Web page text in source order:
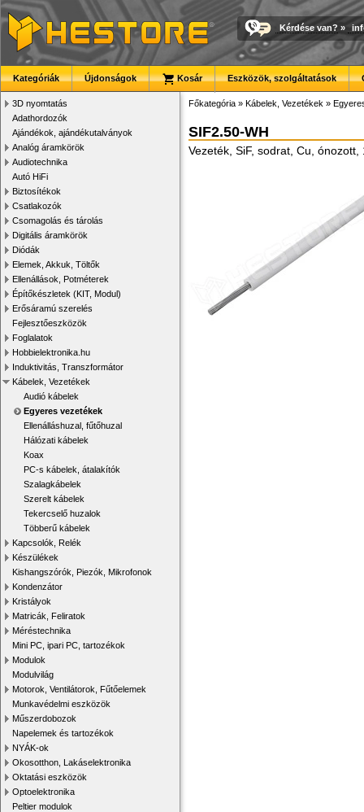
Kérdése van? »
Kategóriák Újdonságok Kosár Eszközök, szolgáltatások
3D nyomtatás
Adathordozók
Ajándékok, ajándékutalványok
Analóg áramkörök
Audiotechnika
Autó HiFi
Biztosítékok
Csatlakozók
Csomagolás és tárolás
Digitális áramkörök
Diódák
Elemek, Akkuk, Töltők
Ellenállások, Potméterek
Építőkészletek (KIT, Modul)
Erősáramú szerelés
Fejlesztőeszközök
Foglalatok
Hobbielektronika.hu
Induktivitás, Transzformátor
Kábelek, Vezetékek
Audió kábelek
Egyeres vezetékek
Ellenálláshuzal, fűtőhuzal
Hálózati kábelek
Koax
PC-s kábelek, átalakítók
Szalagkábelek
Szerelt kábelek
Tekercselő huzalok
Többerű kábelek
Kapcsolók, Relék
Készülékek
Kishangszórók, Piezók, Mikrofonok
Kondenzátor
Kristályok
Matricák, Feliratok
Méréstechnika
Mini PC, ipari PC, tartozékok
Modulok
Modulvilág
Motorok, Ventilátorok, Fűtőelemek
Munkavédelmi eszközök
Műszerdobozok
Napelemek és tartozékok
NYÁK-ok
Okosotthon, Lakáselektronika
Oktatási eszközök
Optoelektronika
Peltier modulok
Főkategória » Kábelek, Vezetékek »
SIF2.50-WH
Vezeték, SiF, sodrat, Cu,